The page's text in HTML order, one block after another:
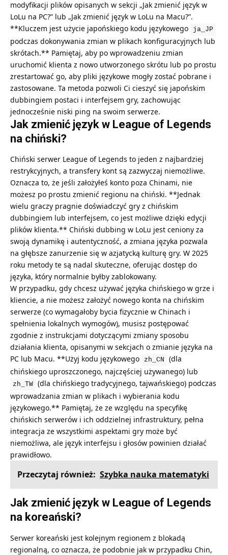
modyfikacji plików opisanych w sekcji „Jak zmienić język w
LoLu na PC?” lub „Jak zmienić język w LoLu na Macu?”.
**Kluczem jest użycie japońskiego kodu językowego
ja_JP
podczas dokonywania zmian w plikach konfiguracyjnych lub
skrótach.** Pamiętaj, aby po wprowadzeniu zmian
uruchomić klienta z nowo utworzonego skrótu lub po prostu
zrestartować go, aby pliki językowe mogły zostać pobrane i
zastosowane. Ta metoda pozwoli Ci cieszyć się japońskim
dubbingiem postaci i interfejsem gry, zachowując
jednocześnie niski ping na swoim serwerze.
Jak zmienić język w League of Legends
na chiński?
Chiński serwer League of Legends to jeden z najbardziej
restrykcyjnych, a transfery kont są zazwyczaj niemożliwe.
Oznacza to, że jeśli założyłeś konto poza Chinami, nie
możesz po prostu zmienić regionu na chiński. **Jednak
wielu graczy pragnie doświadczyć gry z chińskim
dubbingiem lub interfejsem, co jest możliwe dzięki edycji
plików klienta.** Chiński dubbing w LoLu jest ceniony za
swoją dynamikę i autentyczność, a zmiana języka pozwala
na głębsze zanurzenie się w azjatycką kulturę gry. W 2025
roku metody te są nadal skuteczne, oferując dostęp do
języka, który normalnie byłby zablokowany.
W przypadku, gdy chcesz używać języka chińskiego w grze i
kliencie, a nie możesz założyć nowego konta na chińskim
serwerze (co wymagałoby bycia fizycznie w Chinach i
spełnienia lokalnych wymogów), musisz postępować
zgodnie z instrukcjami dotyczącymi zmiany sposobu
działania klienta, opisanymi w sekcjach o zmianie języka na
PC lub Macu. **Użyj kodu językowego
zh_CN
(dla
chińskiego uproszczonego, najczęściej używanego) lub
zh_TW
(dla chińskiego tradycyjnego, tajwańskiego) podczas
wprowadzania zmian w plikach i wybierania kodu
językowego.** Pamiętaj, że ze względu na specyfikę
chińskich serwerów i ich oddzielnej infrastruktury, pełna
integracja ze wszystkimi aspektami gry może być
niemożliwa, ale język interfejsu i głosów powinien działać
prawidłowo.
Przeczytaj również: Szybka nauka matematyki
Jak zmienić język w League of Legends
na koreański?
Serwer koreański jest kolejnym regionem z blokadą
regionalną, co oznacza, że podobnie jak w przypadku Chin,